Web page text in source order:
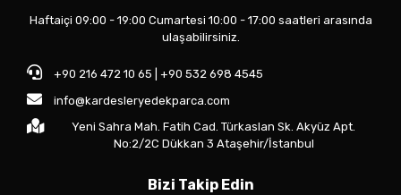
Haftaiçi 09:00 - 19:00 Cumartesi 10:00 - 17:00 saatleri arasında
ulaşabilirsiniz.
+90 216 472 10 65 | +90 532 698 4545
info@kardesleryedekparca.com
Yeni Sahra Mah. Fatih Cad. Türkaslan Sk. Akyüz Apt.
No:2/2C Dükkan 3 Ataşehir/İstanbul
Bizi Takip Edin